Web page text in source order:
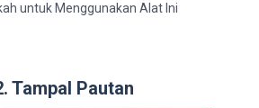
untuk Menggunakan Alat Ini
Tampal Pautan